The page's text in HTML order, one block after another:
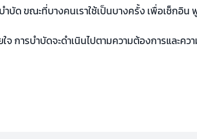
บัด ขณะที่บางคนเราใช้เป็นบางครั้ง เพื่อเช็กอิ
การบำบัดจะดำเนินไปตามความต้องการและคว